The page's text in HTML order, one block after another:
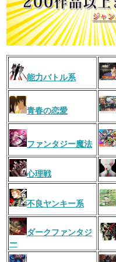
能力バトル系
青春の恋愛
ファンタジー魔法
心理戦
不良ヤンキー系
ダークファンタジ
ー